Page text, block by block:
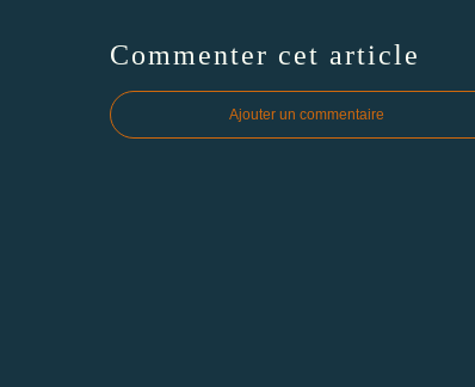
Commenter cet article
Ajouter un commentaire